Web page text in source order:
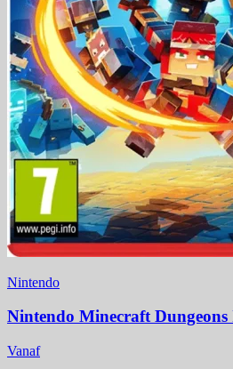
Nintendo
Nintendo Minecraft
Vanaf